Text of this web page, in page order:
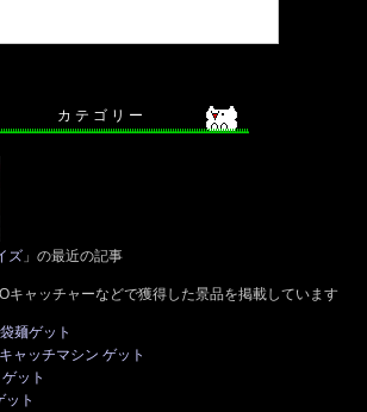
カ テ ゴ リ ー
ズ 」の最近の記事
キャッチャーなどで獲得した景品を掲載しています
麺ゲット
ャッチマシン ゲット
ット
ット